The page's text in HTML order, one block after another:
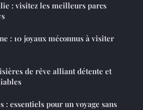
: visitez les meilleurs parcs
: 10 joyaux méconnus à visiter
de rêve alliant détente et
: essentiels pour un voyage sans